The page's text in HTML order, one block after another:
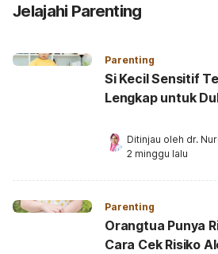
Jelajahi Parenting
Parenting
Si Kecil Sensitif
Lengkap untuk
Ditinjau oleh dr.
2 minggu lalu
Parenting
Orangtua Punya
Cara Cek Risiko